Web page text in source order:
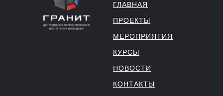
ГЛАВНАЯ
ПРОЕКТЫ
МЕРОПРИЯТИЯ
КУРСЫ
НОВОСТИ
КОНТАКТЫ